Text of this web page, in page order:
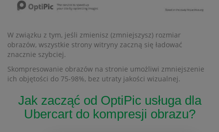
W związku z tym, jeśli zmienisz (zmniejszysz) rozmiar
obrazów, wszystkie strony witryny zaczną się ładować
znacznie szybciej.
Skompresowanie obrazów na stronie umożliwi zmniejszenie
ich objętości do 75-98%, bez utraty jakości wizualnej.
Jak zacząć od OptiPic usługa dla
Ubercart do kompresji obrazu?